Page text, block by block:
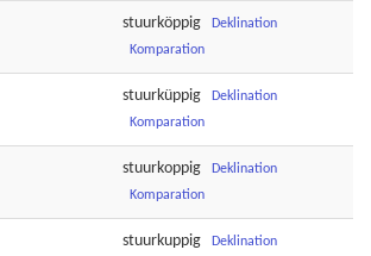
stuurköppig
Deklination
Komparation
stuurküppig
Deklination
Komparation
stuurkoppig
Deklination
Komparation
stuurkuppig
Deklination